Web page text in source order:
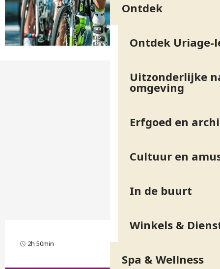
Ontdek
Ontdek Uriage-
Uitzonderlijke
omgeving
Erfgoed en
Cultuur en
In de buurt
Winkels &
Spa & Wellness
2h 50min